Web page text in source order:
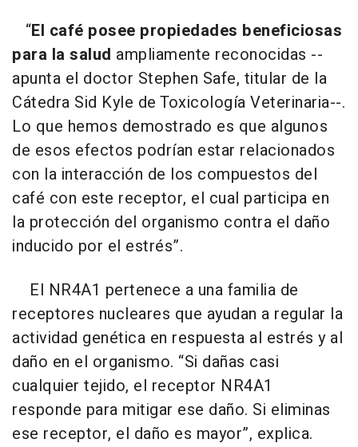
“El café posee propiedades beneficiosas
para la salud ampliamente reconocidas --
apunta el doctor Stephen Safe, titular de la
Cátedra Sid Kyle de Toxicología Veterinaria--.
Lo que hemos demostrado es que algunos
de esos efectos podrían estar relacionados
con la interacción de los compuestos del
café con este receptor, el cual participa en
la protección del organismo contra el daño
inducido por el estrés”.
El NR4A1 pertenece a una familia de
receptores nucleares que ayudan a regular la
actividad genética en respuesta al estrés y al
daño en el organismo. “Si dañas casi
cualquier tejido, el receptor NR4A1
responde para mitigar ese daño. Si eliminas
ese receptor, el daño es mayor”, explica.